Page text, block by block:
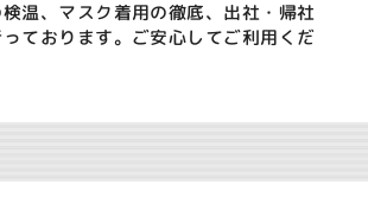
温、マスク着用の徹底、出社・帰社
ております。ご安心してご利用くだ